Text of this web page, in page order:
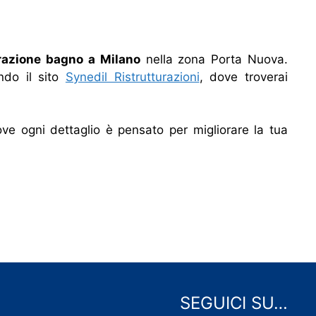
bagno a Milanonella zona Porta Nuova.
il sito Synedil Ristrutturazioni, dove troverai
ogni dettaglio è pensato per migliorare la tua
SEGUICI SU…